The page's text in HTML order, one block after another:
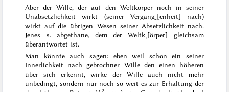
Aber der Wille, der auf den Weltkörper noch in seiner
Unabsetzlichkeit wirkt (seiner Vergang˖[enheit] nach)
wirkt auf die übrigen Wesen seiner Absetzlichkeit nach.
Jenes s. abgethane, dem der Weltk˖[örper] gleichsam
überantwortet ist.
Man könnte auch sagen: eben weil schon ein seiner
Innerlichkeit nach gebrochner Wille den einen höheren
über sich erkennt, wirke der Wille auch nicht mehr
unbedingt, sondern nur noch so weit es zur Erhaltung der
2